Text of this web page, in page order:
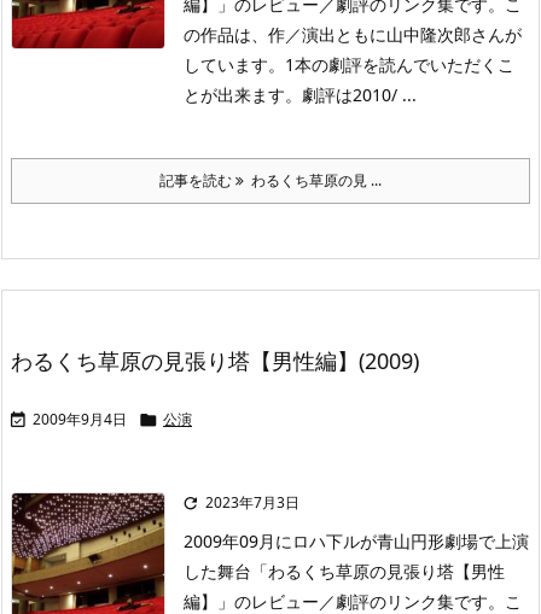
の作品は、作／演出ともに山中隆次郎さんが
しています。1本の劇評を読んでいただくこ
とが出来ます。劇評は2010/ ...
記事を読む わるくち草原の見 ...
わるくち草原の見張り塔【男性編】(2009)
 2009年9月4日  公演
 2023年7月3日
2009年09月にロハ下ルが青山円形劇場で上演
した舞台「わるくち草原の見張り塔【男性
編】」のレビュー／劇評のリンク集です。こ